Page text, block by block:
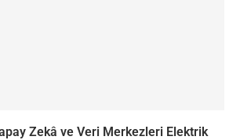
Zekâ ve Veri Merkezleri Elektrik